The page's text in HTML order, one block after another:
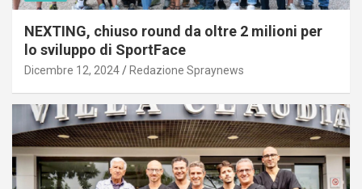
NEXTING, chiuso round da oltre 2 milioni per
lo sviluppo di SportFace
Dicembre 12, 2024 Redazione Spraynews